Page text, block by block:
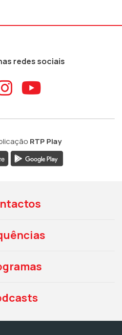
redes sociais
ao
Aceder ao
Aceder
RTP Play